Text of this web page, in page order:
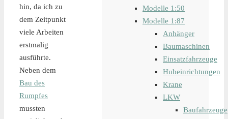
hin, da ich zu
dem Zeitpunkt
viele Arbeiten
erstmalig
ausführte.
Neben dem
Bau des
Rumpfes
mussten
Modelle 1:50
Modelle 1:87
Anhänger
Baumaschinen
Einsatzfahrzeuge
Hubeinrichtungen
Krane
LKW
Baufahrzeuge